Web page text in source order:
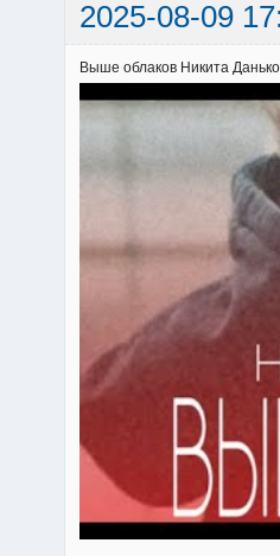
2025-08-09
Выше облаков Никита Данько